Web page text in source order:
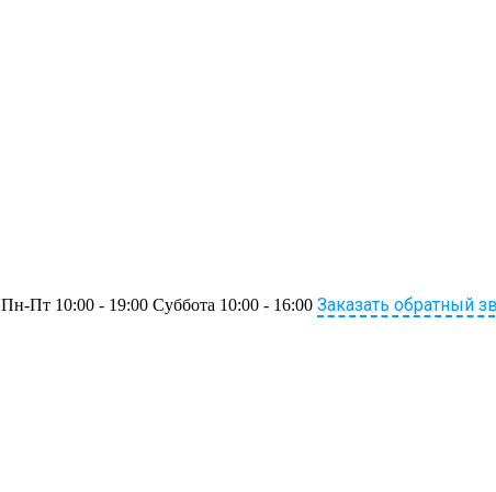
Пн-Пт 10:00 - 19:00 Суббота 10:00 - 16:00 Заказать обратный